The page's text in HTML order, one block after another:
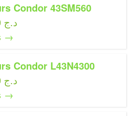
Condor 43SM560
53,000.00 د.ج
→
Condor L43N4300
42,000.00 د.ج
→